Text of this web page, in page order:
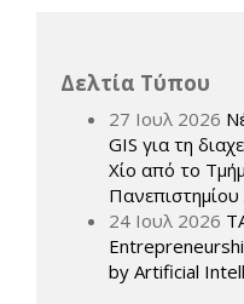
Δελτία Τύπου
27 Ιουλ 2026
GIS για τη
Χίο από το
Πανεπιστημίου
24 Ιουλ 2026
by Artificial